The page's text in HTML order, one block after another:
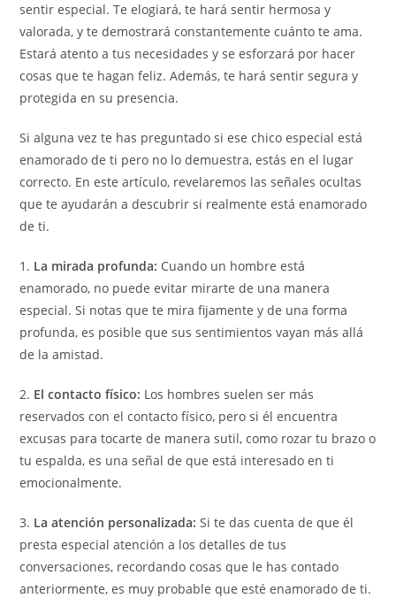
sentir especial. Te elogiará, te hará sentir hermosa y
valorada, y te demostrará constantemente cuánto te ama.
Estará atento a tus necesidades y se esforzará por hacer
cosas que te hagan feliz. Además, te hará sentir segura y
protegida en su presencia.
Si alguna vez te has preguntado si ese chico especial está
enamorado de ti pero no lo demuestra, estás en el lugar
correcto. En este artículo, revelaremos las señales ocultas
que te ayudarán a descubrir si realmente está enamorado
de ti.
1. La mirada profunda: Cuando un hombre está
enamorado, no puede evitar mirarte de una manera
especial. Si notas que te mira fijamente y de una forma
profunda, es posible que sus sentimientos vayan más allá
de la amistad.
2. El contacto físico: Los hombres suelen ser más
reservados con el contacto físico, pero si él encuentra
excusas para tocarte de manera sutil, como rozar tu brazo o
tu espalda, es una señal de que está interesado en ti
emocionalmente.
3. La atención personalizada: Si te das cuenta de que él
presta especial atención a los detalles de tus
conversaciones, recordando cosas que le has contado
anteriormente, es muy probable que esté enamorado de ti.